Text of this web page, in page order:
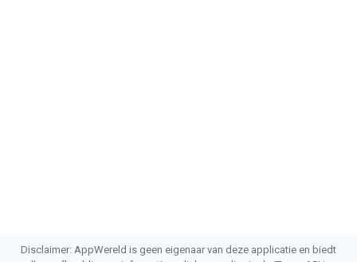
Disclaimer: AppWereld is geen eigenaar van deze applicatie en biedt